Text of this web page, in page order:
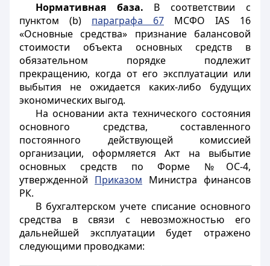
Нормативная база. В соответствии с
пунктом (b) параграфа 67 МСФО IAS 16
«Основные средства» признание балансовой
стоимости объекта основных средств в
обязательном порядке подлежит
прекращению, когда от его эксплуатации или
выбытия не ожидается каких-либо будущих
экономических выгод.
На основании акта технического состояния
основного средства, составленного
постоянного действующей комиссией
организации, оформляется Акт на выбытие
основных средств по Форме №ОС-4,
утвержденной Приказом Министра финансов
РК.
В бухгалтерском учете списание основного
средства в связи с невозможностью его
дальнейшей эксплуатации будет отражено
следующими проводками: